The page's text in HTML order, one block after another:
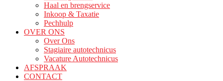
Haal en brengservice
Inkoop & Taxatie
Pechhulp
OVER ONS
Over Ons
Stagiaire autotechnicus
Vacature Autotechnicus
AFSPRAAK
CONTACT